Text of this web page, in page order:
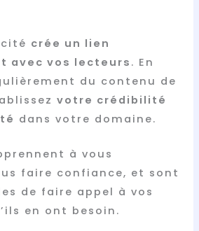
crée un lien
avec vos lecteurs . En
du contenu de
votre crédibilité
dans votre domaine.
à vous
faire confiance, et sont
de faire appel à vos
en ont besoin.